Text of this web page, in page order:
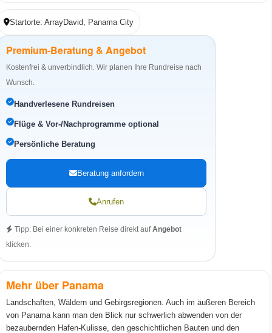
Startorte: ArrayDavid, Panama City
Premium-Beratung & Angebot
Kostenfrei & unverbindlich. Wir planen Ihre Rundreise nach
Wunsch.
Handverlesene Rundreisen
Flüge & Vor-/Nachprogramme optional
Persönliche Beratung
Beratung anfordern
Anrufen
Tipp: Bei einer konkreten Reise direkt aufAngebot
klicken.
Mehr über Panama
Landschaften, Wäldern und Gebirgsregionen. Auch im äußeren Bereich
von Panama kann man den Blick nur schwerlich abwenden von der
bezaubernden Hafen-Kulisse, den geschichtlichen Bauten und den